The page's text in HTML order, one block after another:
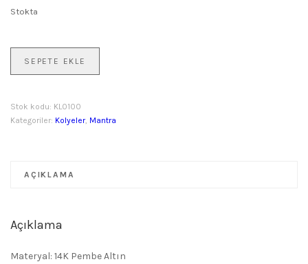
₺240.001,00.
Stokta
PADME
HUM
SEPETE EKLE
Stok kodu: KL0100
Kategoriler: Kolyeler, Mantra
AÇIKLAMA
Açıklama
Materyal: 14K Pembe Altın